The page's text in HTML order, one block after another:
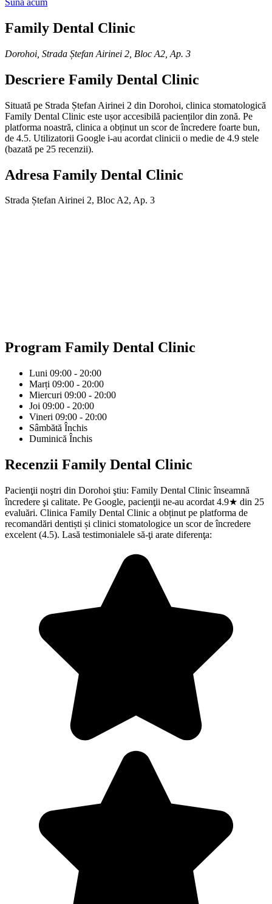
Sună acum
Family Dental Clinic
Dorohoi Strada Ștefan Airinei 2, Bloc A2, Ap. 3
Descriere Family Dental Clinic
Situată pe Strada Ștefan Airinei 2 din Dorohoi, clinica stomatologică
Family Dental Clinic este ușor accesibilă pacienților din zonă. Pe
platforma noastră, clinica a obținut un scor de încredere foarte bun,
de 4.5. Utilizatorii Google i-au acordat clinicii o medie de 4.9 stele
(bazată pe 25 recenzii).
Adresa Family Dental Clinic
Strada Ștefan Airinei 2, Bloc A2, Ap. 3
Program Family Dental Clinic
Luni 09:00 - 20:00
Marți 09:00 - 20:00
Miercuri 09:00 - 20:00
Joi 09:00 - 20:00
Vineri 09:00 - 20:00
Sâmbătă Închis
Duminică Închis
Recenzii Family Dental Clinic
Pacienţii noştri din Dorohoi ştiu: Family Dental Clinic înseamnă
încredere şi calitate. Pe Google, pacienţii ne-au acordat 4.9★ din 25
evaluări. Clinica Family Dental Clinic a obținut pe platforma de
recomandări dentiști și clinici stomatologice un scor de încredere
excelent (4.5). Lasă testimonialele să-ţi arate diferenţa: